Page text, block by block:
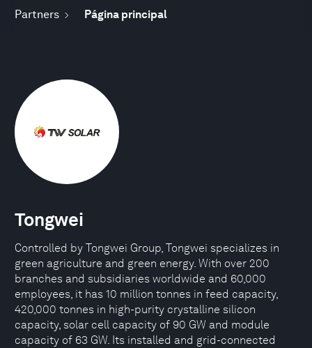
Partners Página principal
Tongwei
Controlled by Tongwei Group, Tongwei specializes in
green agriculture and green energy. With over 200
branches and subsidiaries worldwide and 60,000
employees, it has 10 million tonnes in feed capacity,
420,000 tonnes in high-purity crystalline silicon
capacity, solar cell capacity of 90 GW and module
capacity of 63 GW. Its installed and grid-connected